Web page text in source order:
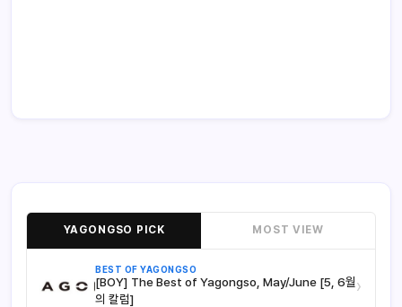
YAGONGSO PICK MOST VIEW
BEST OF YAGONGSO
[BOY] The Best of Yagongso, May/June [5, 6월
의 칼럼]
›